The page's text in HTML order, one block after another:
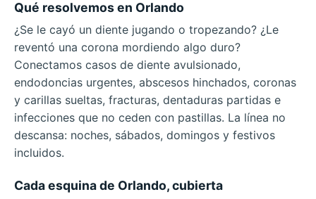
Qué resolvemos en Orlando
¿Se le cayó un diente jugando o tropezando? ¿Le
reventó una corona mordiendo algo duro?
Conectamos casos de diente avulsionado,
endodoncias urgentes, abscesos hinchados, coronas
y carillas sueltas, fracturas, dentaduras partidas e
infecciones que no ceden con pastillas. La línea no
descansa: noches, sábados, domingos y festivos
incluidos.
Cada esquina de Orlando, cubierta